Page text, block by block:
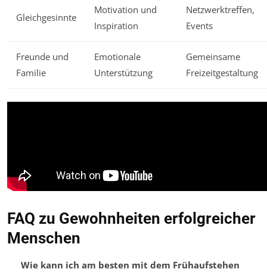
Gleichgesinnte
Motivation und
Inspiration
Netzwerktreffen,
Events
Freunde und
Familie
Emotionale
Unterstützung
Gemeinsame
Freizeitgestaltung
FAQ zu Gewohnheiten erfolgreicher
Menschen
Wie kann ich am besten mit dem Frühaufstehen